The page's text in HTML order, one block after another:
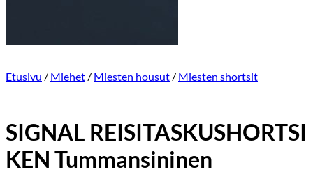
Etusivu / Miehet / Miesten housut / Miesten shortsit
SIGNAL REISITASKUSHORTSI
KEN Tummansininen